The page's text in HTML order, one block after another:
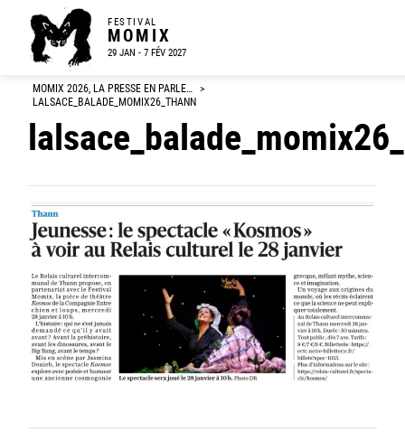
FESTIVAL
MOMIX
29 JAN - 7 FÉV 2027
MOMIX 2026, LA PRESSE EN PARLE… >
LALSACE_BALADE_MOMIX26_THANN